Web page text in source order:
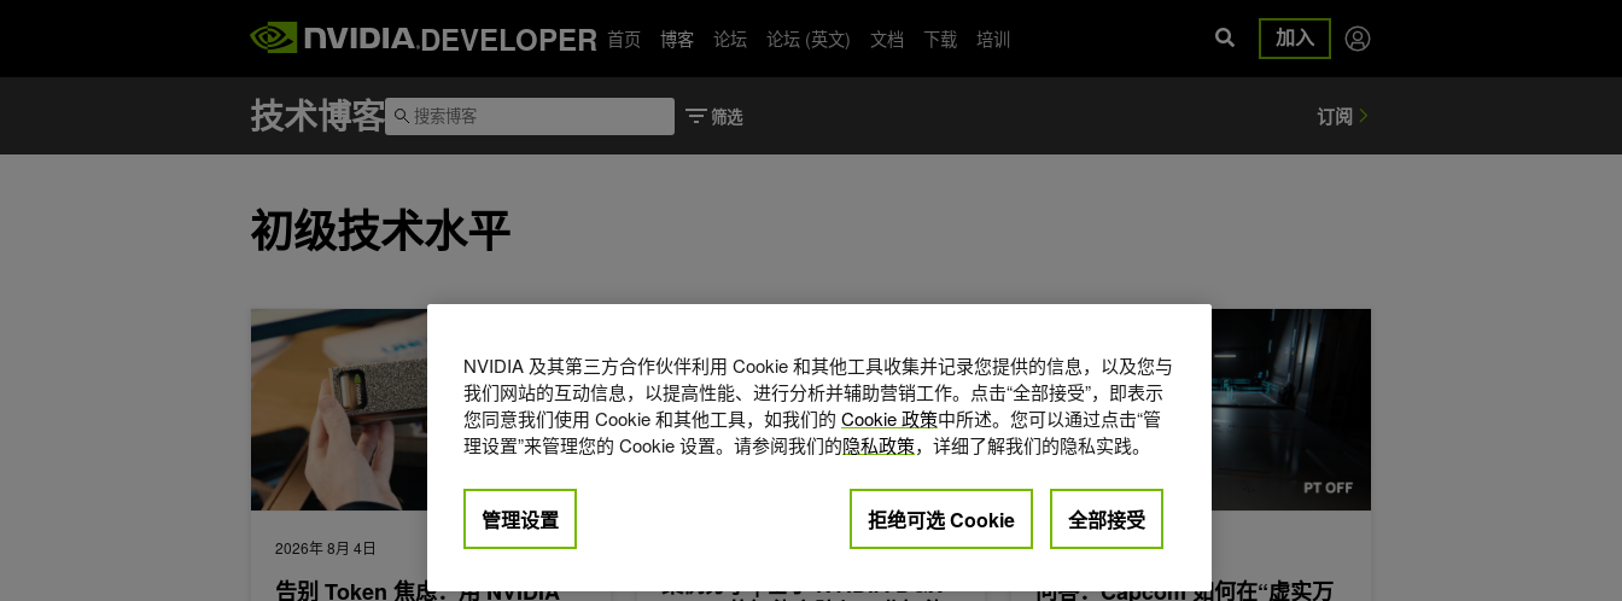
DEVELOPER 首页 博客 论坛 论坛 (英文) 文档 下载 培训 加入
初级技术水平
2026年 8月 4日
告别 Token 焦虑：用 NVIDIA
告别 Token 焦虑：用 NVIDIA DGX Spark 打造游戏 UGC 多智能体“AI 圆桌”协作系统
案例分享 | 基于 NVIDIA DGX
2026年 7月 16日
问答：Capcom 如何在“虚实万
问答：Capcom 如何在“虚实万象 ( PRAGMATA) ”和“生化危机：安魂曲 (
NVIDIA 及其第三方合作伙伴利用 Cookie 和其他工具收集并记录您提供的信息，以及您与
我们网站的互动信息，以提高性能、进行分析并辅助营销工作。点击“全部接受”，即表示
您同意我们使用 Cookie 和其他工具，如我们的 Cookie 政策中所述。您可以通过点击“管
理设置”来管理您的 Cookie 设置。请参阅我们的隐私政策，详细了解我们的隐私实践。
管理设置 拒绝可选 Cookie 全部接受